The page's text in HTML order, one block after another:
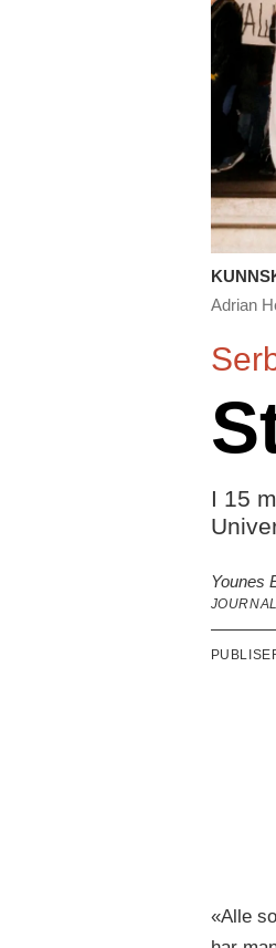
Adrian
I 15
Younes
«Alle